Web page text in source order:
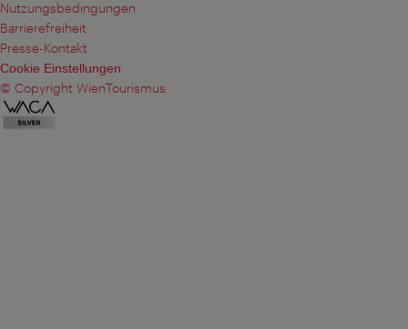
Nutzungsbedingungen
Barrierefreiheit
Presse-Kontakt
Cookie Einstellungen
© Copyright WienTourismus